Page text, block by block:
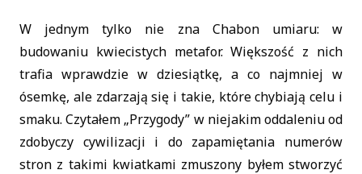
W jednym tylko nie zna Chabon umiaru: w
budowaniu kwiecistych metafor. Większość z nich
trafia wprawdzie w dziesiątkę, a co najmniej w
ósemkę, ale zdarzają się i takie, które chybiają celu i
smaku. Czytałem „Przygody” w niejakim oddaleniu od
zdobyczy cywilizacji i do zapamiętania numerów
stron z takimi kwiatkami zmuszony byłem stworzyć